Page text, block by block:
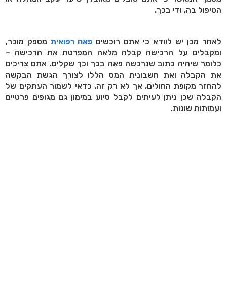
הטיפול בה, ודי בכך.
לאחר מכן יש לוודא כי אתם רוכשים פאה רפואיתמספק מוכר,
ומקבלים על הרכישה קבלה מלאה המפרטת את הרכישה –
כלומר שיהיה כתוב שנרכשה פאה בכך וכך שקלים. אתם צריכים
את הקבלה ואת חשבונית המס הללו לצורך הגשת הבקשה
להחזר מקופת החולים, אך לא רק זה. כדאי לשמור העתקים של
הקבלה שכן ניתן לעיתים לקבל סיוע במימון גם מגופים פרטיים
ועמותות שונות.